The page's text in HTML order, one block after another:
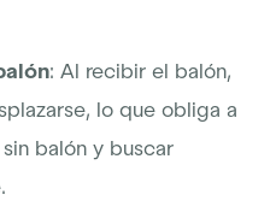
: Al recibir el balón,
lo que obliga a
balón y buscar